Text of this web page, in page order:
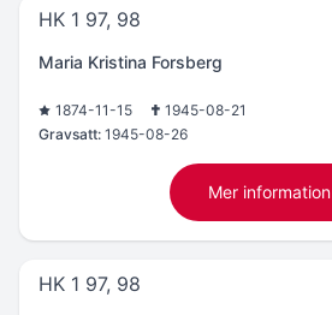
HK 1 97, 98
Maria Kristina Forsberg
1874-11-15
1945-08-21
Gravsatt: 1945-08-26
Mer information
HK 1 97, 98